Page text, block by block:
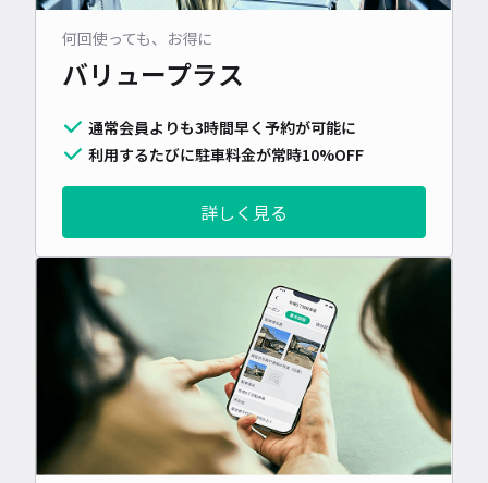
何回使っても、お得に
バリュープラス
通常会員よりも3時間早く予約が可能に
利用するたびに駐車料金が常時10%OFF
詳しく見る